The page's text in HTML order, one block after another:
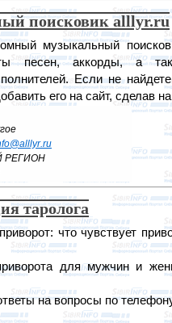
поисковик alllyr.ru
музыкальный
песен, аккорды, а
Если не
его на сайт, сделав
РЕГИОН
таролога
что чувствует
для мужчин и
на вопросы по